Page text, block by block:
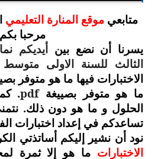
متابعيموقع المنارة التعليمي
مرحبا بكم
يسرنا أن نضع بين أيديكم
الثالث للسنة الاولى متوسط
الاختبارات فيها ما هو متوفر
ما هو متوفر بصييغةpdf
.
الحلول و ما هو دون ذلك.
تساعدكم في إعداد اختبارات
نود أن نشير إليكم أساتذتي
الاختبارات ما هو إلا ثمرة